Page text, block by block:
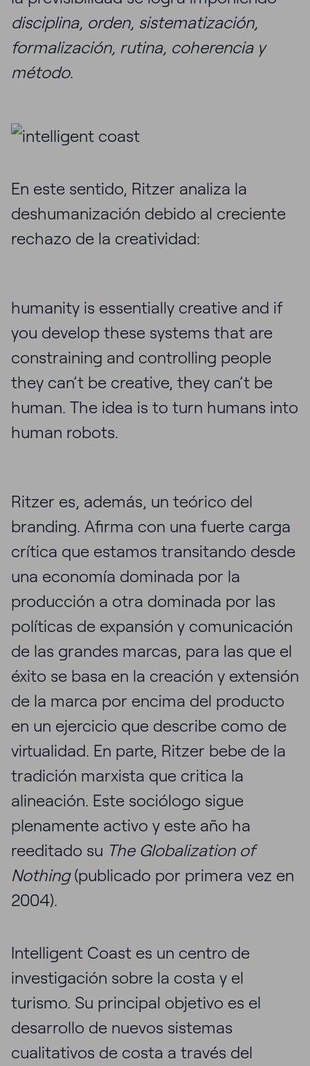
disciplina, orden, sistematización,
formalización, rutina, coherencia y
método.
En este sentido, Ritzer analiza la
deshumanización debido al creciente
rechazo de la creatividad:
humanity is essentially creative and if
you develop these systems that are
constraining and controlling people
they can’t be creative, they can’t be
human. The idea is to turn humans into
human robots.
Ritzer es, además, un teórico del
branding. Afirma con una fuerte carga
crítica que estamos transitando desde
una economía dominada por la
producción a otra dominada por las
políticas de expansión y comunicación
de las grandes marcas, para las que el
éxito se basa en la creación y extensión
de la marca por encima del producto
en un ejercicio que describe como de
virtualidad. En parte, Ritzer bebe de la
tradición marxista que critica la
alineación. Este sociólogo sigue
plenamente activo y este año ha
reeditado su The Globalization of
Nothing(publicado por primera vez en
2004).
Intelligent Coast es un centro de
investigación sobre la costa y el
turismo. Su principal objetivo es el
desarrollo de nuevos sistemas
cualitativos de costa a través del